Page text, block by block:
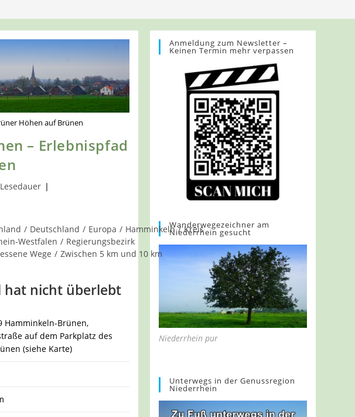
Höhen auf Brünen
– Erlebnispfad
/ Deutschland / Europa / Hamminkeln / Kreis
Westfalen / Regierungsbezirk
Wege / Zwischen 5 km und 10 km
hat nicht überlebt
Hamminkeln-Brünen,
auf dem Parkplatz des
(siehe Karte)
Anmeldung zum Newsletter –
Keinen Termin mehr verpassen
Wanderwegezeichner am
Niederrhein gesucht
Niederrhein pur
Unterwegs in der Genussregion
Niederrhein